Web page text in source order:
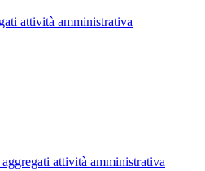
attività amministrativa
attività amministrativa